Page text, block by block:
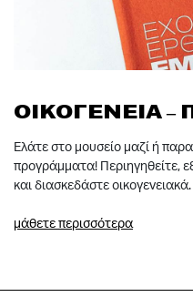
ΟΙΚΟΓΕΝΕΙΑ –
Ελάτε στο μουσείο μαζί ή
προγράμματα! Περιηγηθείτε,
και διασκεδάστε οικογενειακά.
μάθετε περισσότερα